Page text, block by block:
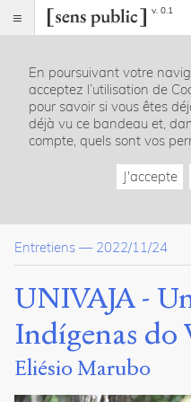
v. 0.1
Index
Article
Table
des
Vozes indígenas, trilhas
renovar o Brasil
Junia
Barreto
En poursuivant votre
acceptez l’utilisation de
pour savoir si vous êtes
déjà vu ce bandeau et,
compte, quels sont vos
J'accepte
Entretiens — 2022/11/24
UNIVAJA -
Indígenas do
Eliésio Marubo